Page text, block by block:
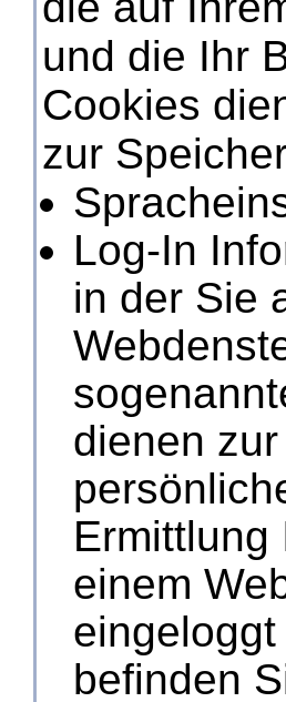
und die Ihr
Cookies
zur
Log-In
in der Sie
dienen
einem
befinden